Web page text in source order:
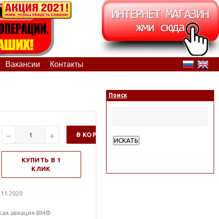
Вакансии Контакты
В КОРЗИНУ
КУПИТЬ В 1
КЛИК
авиация ВМФ
Поиск
ИСКАТЬ